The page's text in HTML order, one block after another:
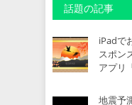
話題の記事
iPadで
スポン
アプリ
地震予